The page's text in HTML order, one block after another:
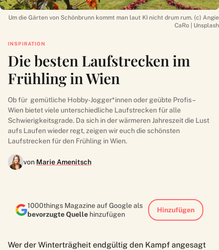
Um die Gärten von Schönbrunn kommt man laut KI nicht drum rum. (c) Angie
CaRo | Unsplash
INSPIRATION
Die besten Laufstrecken im
Frühling in Wien
Ob für gemütliche Hobby-Jogger*innen oder geübte Profis –
Wien bietet viele unterschiedliche Laufstrecken für alle
Schwierigkeitsgrade. Da sich in der wärmeren Jahreszeit die Lust
aufs Laufen wieder regt, zeigen wir euch die schönsten
Laufstrecken für den Frühling in Wien.
von Marie Amenitsch
1000things Magazine auf Google als
bevorzugte Quelle hinzufügen
Hinzufügen
Wer der Winterträgheit endgültig den Kampf angesagt